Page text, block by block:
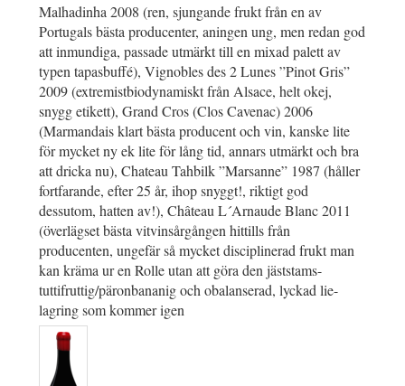
Malhadinha 2008 (ren, sjungande frukt från en av
Portugals bästa producenter, aningen ung, men redan god
att inmundiga, passade utmärkt till en mixad palett av
typen tapasbuffé), Vignobles des 2 Lunes ”Pinot Gris”
2009 (extremistbiodynamiskt från Alsace, helt okej,
snygg etikett), Grand Cros (Clos Cavenac) 2006
(Marmandais klart bästa producent och vin, kanske lite
för mycket ny ek lite för lång tid, annars utmärkt och bra
att dricka nu), Chateau Tahbilk ”Marsanne” 1987 (håller
fortfarande, efter 25 år, ihop snyggt!, riktigt god
dessutom, hatten av!), Château L´Arnaude Blanc 2011
(överlägset bästa vitvinsårgången hittills från
producenten, ungefär så mycket disciplinerad frukt man
kan kräma ur en Rolle utan att göra den jäststams-
tuttifruttig/päronbananig och obalanserad, lyckad lie-
lagring som kommer igen